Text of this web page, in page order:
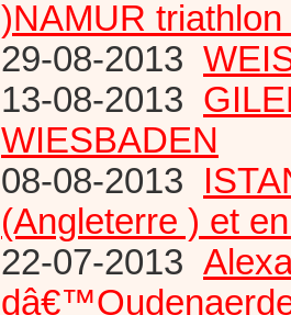
)NAMUR
29-08-2013
13-08-2013
WIESBADEN
08-08-2013
(Angleterre ) et
22-07-2013